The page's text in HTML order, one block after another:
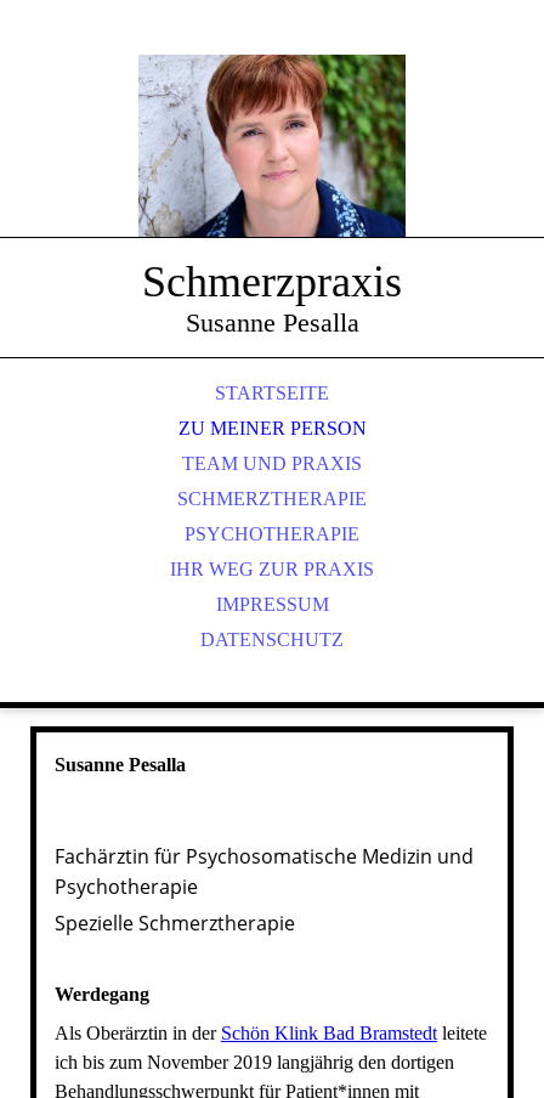
Schmerzpraxis
Susanne Pesalla
STARTSEITE
ZU MEINER PERSON
TEAM UND PRAXIS
SCHMERZTHERAPIE
PSYCHOTHERAPIE
IHR WEG ZUR PRAXIS
IMPRESSUM
DATENSCHUTZ
Susanne Pesalla
Fachärztin für Psychosomatische Medizin und
Psychotherapie
Spezielle Schmerztherapie
Werdegang
Als Oberärztin in der Schön Klink Bad Bramstedtleitete
ich bis zum November 2019 langjährig den dortigen
Behandlungsschwerpunkt für Patient*innen mit